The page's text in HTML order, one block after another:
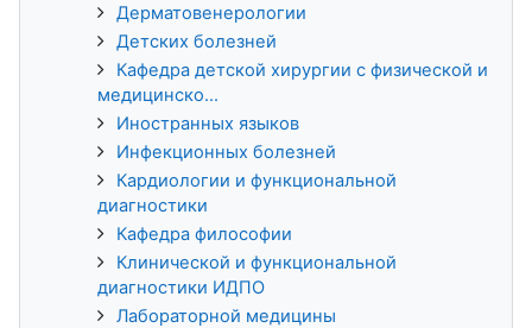
Дерматовенерологии
Детских болезней
Кафедра детской хирургии с физической и
медицинско...
Иностранных языков
Инфекционных болезней
Кардиологии и функциональной
диагностики
Кафедра философии
Клинической и функциональной
диагностики ИДПО
Лабораторной медицины